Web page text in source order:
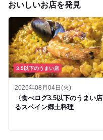
おいしいお店を発見
3.5以下のうまい店
2026年08月04日(火)
〈食べログ3.5以下のうまい
るスペイン郷土料理